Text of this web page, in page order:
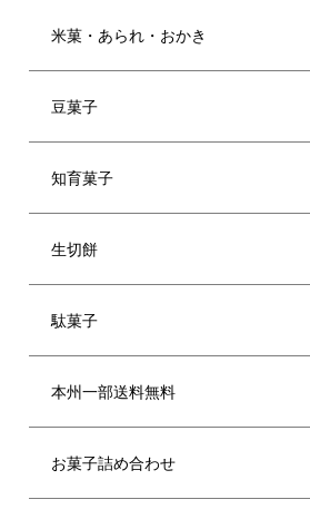
米菓・あられ・おかき
豆菓子
知育菓子
生切餅
駄菓子
本州一部送料無料
お菓子詰め合わせ